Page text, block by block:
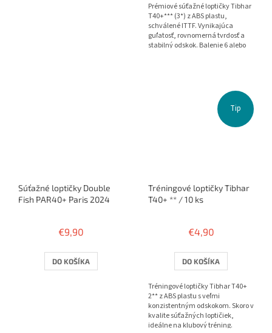
Prémiové súťažné loptičky Tibhar
T40+*** (3*) z ABS plastu,
schválené ITTF. Vynikajúca
guľatosť, rovnomerná tvrdosť a
stabilný odskok. Balenie 6 alebo
Súťažné loptičky Double
Fish PAR40+ Paris 2024
€9,90
DO KOŠÍKA
Tip
Tréningové loptičky Tibhar
T40+ ** / 10 ks
€4,90
DO KOŠÍKA
Tréningové loptičky Tibhar T40+
2** z ABS plastu s veľmi
konzistentným odskokom. Skoro v
kvalite súťažných loptičiek,
ideálne na klubový tréning.